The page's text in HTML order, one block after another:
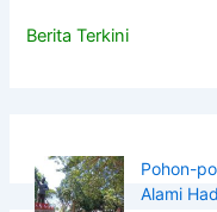
Berita Terkini
Pohon-
Alami